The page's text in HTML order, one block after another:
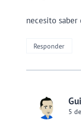
necesito saber
Responder
5